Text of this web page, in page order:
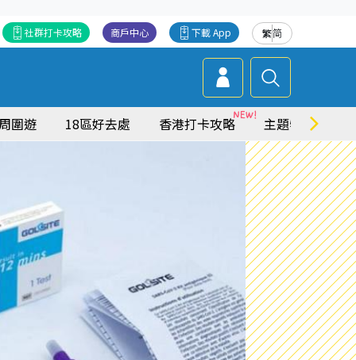
繁简
下載 App
商戶中心
社群打卡攻略
圍遊 18區好去處 香港打卡攻略 主題特集